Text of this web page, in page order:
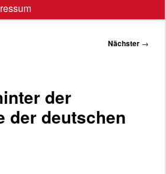
Nächster →
der
der deutschen